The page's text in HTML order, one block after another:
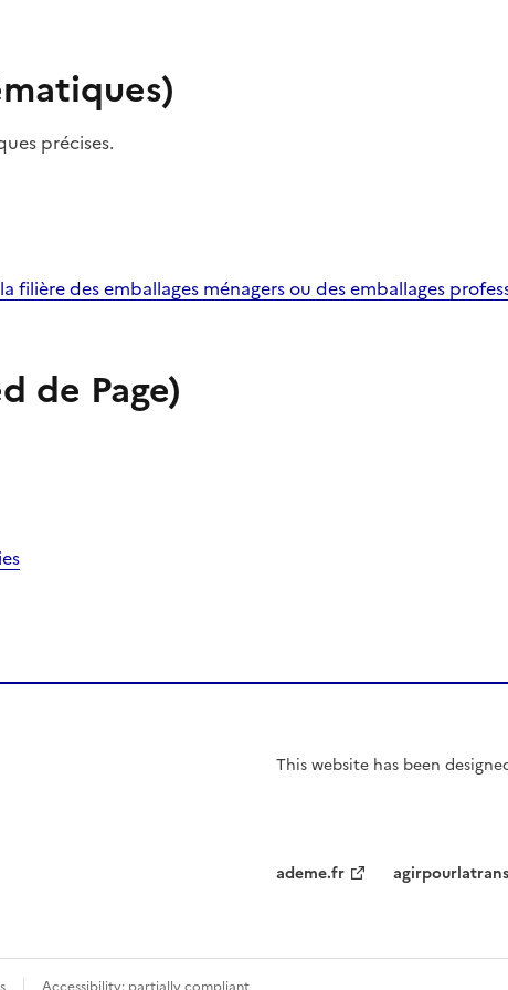
précises.
des emballages ménagers ou des emballages
de Page)
This website has been
ademe.fr